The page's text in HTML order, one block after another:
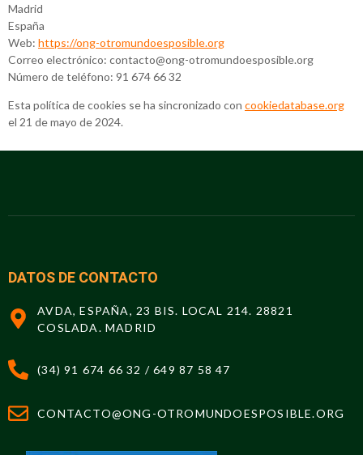
Madrid
España
Web: https://ong-otromundoesposible.org
Correo electrónico: contacto@ong-otromundoesposible.org
Número de teléfono: 91 674 66 32
Esta política de cookies se ha sincronizado con cookiedatabase.org
el 21 de mayo de 2024.
DATOS DE CONTACTO
AVDA, ESPAÑA, 23 BIS. LOCAL 214. 28821
COSLADA. MADRID
(34) 91 674 66 32 / 649 87 58 47
CONTACTO@ONG-OTROMUNDOESPOSIBLE.ORG